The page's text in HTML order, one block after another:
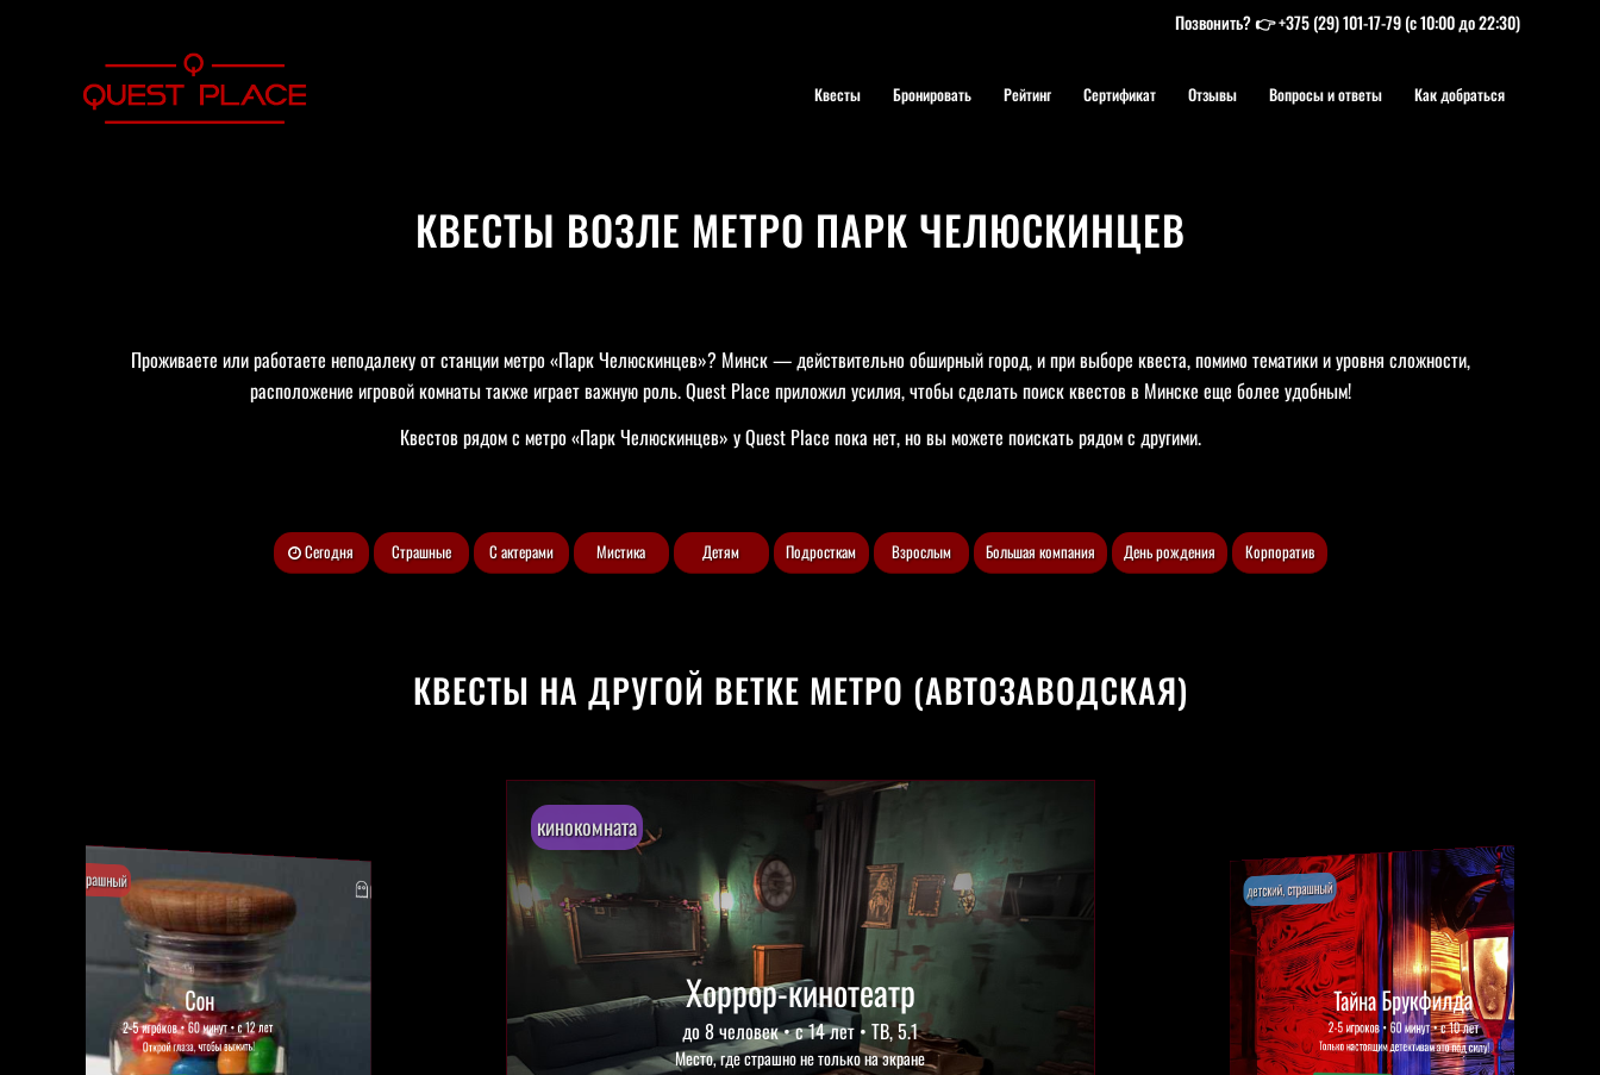
Позвонить? 👉+375 (29) 101-17-79(с 10:00 до 22:30)
Квесты Бронировать Рейтинг Сертификат Отзывы Вопросы и ответы Как добраться
КВЕСТЫ ВОЗЛЕ МЕТРО ПАРК ЧЕЛЮСКИНЦЕВ
Проживаете или работаете неподалеку от станции метро «Парк Челюскинцев»? Минск — действительно обширный город, и при выборе квеста, помимо тематики и уровня сложности,
расположение игровой комнаты также играет важную роль. Quest Place приложил усилия, чтобы сделать поиск квестов в Минске еще более удобным!
Квестов рядом с метро «Парк Челюскинцев» у Quest Place пока нет, но вы можете поискать рядом с другими.
Сегодня Страшные С актерами Мистика Детям Подросткам Взрослым Большая компания День рождения Корпоратив
КВЕСТЫ НА ДРУГОЙ ВЕТКЕ МЕТРО (АВТОЗАВОДСКАЯ)
Хоррор-кинотеатр
до 8 человек • с 14 лет • ТВ, 5.1
Место, где страшно не только на экране
кинокомната
Тайна Брукфилда
2-5 игроков • 60 минут • с 10 лет
Только настоящим детективам это под силу!
детский, страшный
Комната отдыха
до 8 человек • PS4, проектор и пр.
Одно здание с квестом Судная ночь/Судная ночь Kids
комната отдыха